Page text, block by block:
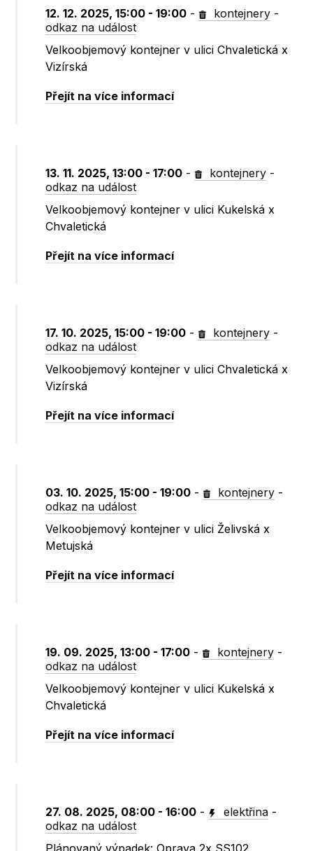
12. 12. 2025, 15:00 - 19:00 - kontejnery -
odkaz na událost
Velkoobjemový kontejner v ulici Chvaletická x
Vizírská
Přejít na více informací
13. 11. 2025, 13:00 - 17:00 - kontejnery -
odkaz na událost
Velkoobjemový kontejner v ulici Kukelská x
Chvaletická
Přejít na více informací
17. 10. 2025, 15:00 - 19:00 - kontejnery -
odkaz na událost
Velkoobjemový kontejner v ulici Chvaletická x
Vizírská
Přejít na více informací
03. 10. 2025, 15:00 - 19:00 - kontejnery -
odkaz na událost
Velkoobjemový kontejner v ulici Želivská x
Metujská
Přejít na více informací
19. 09. 2025, 13:00 - 17:00 - kontejnery -
odkaz na událost
Velkoobjemový kontejner v ulici Kukelská x
Chvaletická
Přejít na více informací
27. 08. 2025, 08:00 - 16:00 - elektřina -
odkaz na událost
Plánovaný výpadek: Oprava 2x SS102